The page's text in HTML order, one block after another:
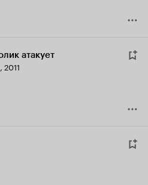
атакует
, 2011